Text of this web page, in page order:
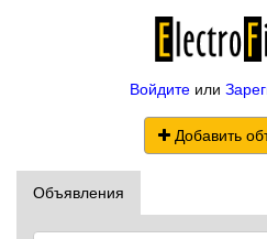
Войдите или
Добавить
Объявления